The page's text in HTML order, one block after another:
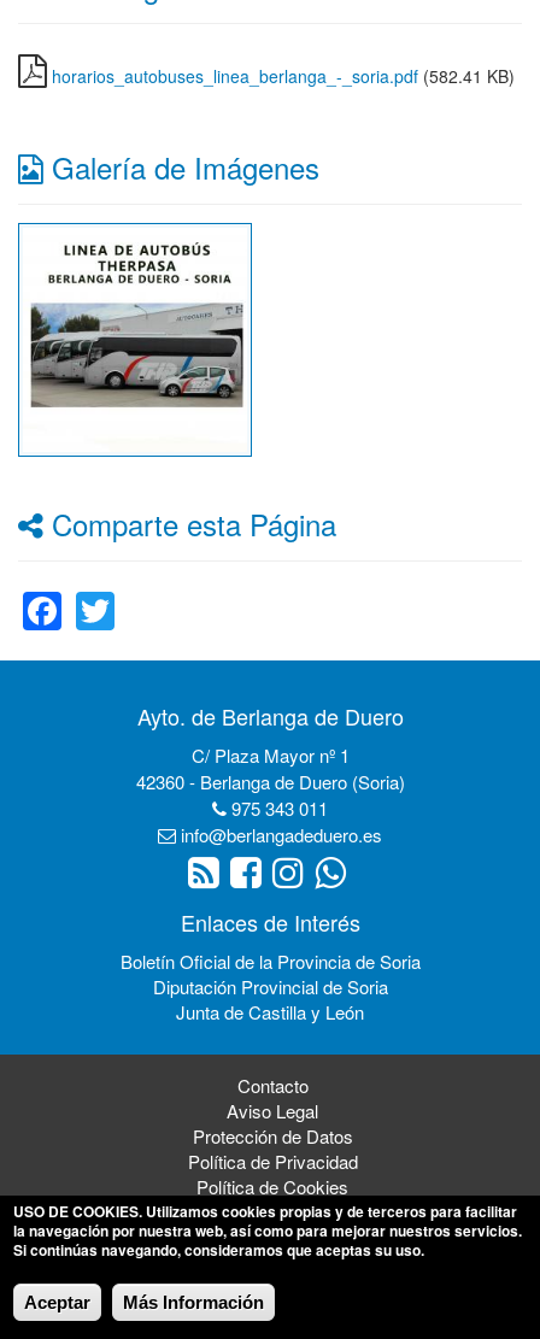
horarios_autobuses_linea_berlanga_-_soria.pdf (582.41 KB)
Galería de Imágenes
Comparte esta Página
Facebook
Ayto. de Berlanga de Duero
C/ Plaza Mayor nº 1
42360 - Berlanga de Duero (Soria)
975 343 011
info@berlangadeduero.es
Enlaces de Interés
Boletín Oficial de la Provincia de Soria
Diputación Provincial de Soria
Junta de Castilla y León
Contacto
Aviso Legal
Protección de Datos
Política de Privacidad
Política de Cookies
© 2026 Ayto. de Berlanga de Duero
USO DE COOKIES. Utilizamos cookies propias y de terceros para facilitar
la navegación por nuestra web, así como para mejorar nuestros servicios.
Si continúas navegando, consideramos que aceptas su uso.
Aceptar Más Información